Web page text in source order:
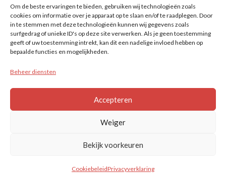
Om de beste ervaringen te bieden, gebruiken wij technologieën zoals
cookies om informatie over je apparaat op te slaan en/of te raadplegen. Door
in te stemmen met deze technologieën kunnen wij gegevens zoals
surfgedrag of unieke ID's op deze site verwerken. Als je geen toestemming
geeft of uw toestemming intrekt, kan dit een nadelige invloed hebben op
bepaalde functies en mogelijkheden.
Beheer diensten
Accepteren
Weiger
Bekijk voorkeuren
CookiebeleidPrivacyverklaring
Nieuwe Herengracht 18
1018 DP Amsterdam
t: 020 5353 700
e: info@protestantsamsterdam.nl
Protestantse Diaconie Amsterdam
e: info@diaconie.org